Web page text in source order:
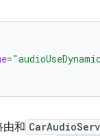
=
由和